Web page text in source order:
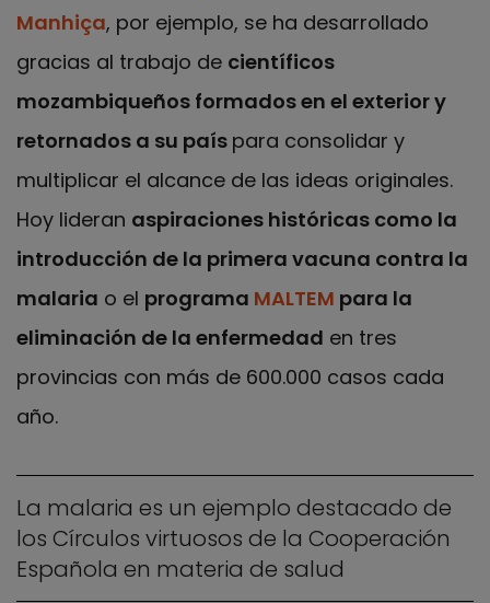
Manhiça, por ejemplo, se ha desarrollado
gracias al trabajo de científicos
mozambiqueños formados en el exterior y
retornados a su país para consolidar y
multiplicar el alcance de las ideas originales.
Hoy lideran aspiraciones históricas como la
introducción de la primera vacuna contra la
malaria o el programa MALTEM para la
eliminación de la enfermedad en tres
provincias con más de 600.000 casos cada
año.
La malaria es un ejemplo destacado de
los Círculos virtuosos de la Cooperación
Española en materia de salud